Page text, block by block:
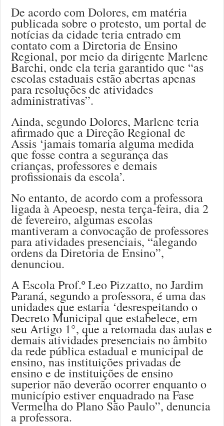
De acordo com Dolores, em matéria
publicada sobre o protesto, um portal de
notícias da cidade teria entrado em
contato com a Diretoria de Ensino
Regional, por meio da dirigente Marlene
Barchi, onde ela teria garantido que “as
escolas estaduais estão abertas apenas
para resoluções de atividades
administrativas”.
Ainda, segundo Dolores, Marlene teria
afirmado que a Direção Regional de
Assis ‘jamais tomaria alguma medida
que fosse contra a segurança das
crianças, professores e demais
profissionais da escola’.
No entanto, de acordo com a professora
ligada à Apeoesp, nesta terça-feira, dia 2
de fevereiro, algumas escolas
mantiveram a convocação de professores
para atividades presenciais, “alegando
ordens da Diretoria de Ensino”,
denunciou.
A Escola Prof.º Leo Pizzatto, no Jardim
Paraná, segundo a professora, é uma das
unidades que estaria ‘desrespeitando o
Decreto Municipal que estabelece, em
seu Artigo 1°, que a retomada das aulas e
demais atividades presenciais no âmbito
da rede pública estadual e municipal de
ensino, nas instituições privadas de
ensino e de instituições de ensino
superior não deverão ocorrer enquanto o
município estiver enquadrado na Fase
Vermelha do Plano São Paulo”, denuncia
a professora.